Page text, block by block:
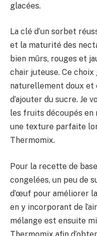
glacées.
La clé d’un sorbet
et la maturité des
bien mûrs, rouges et
chair juteuse. Ce
naturellement doux et
d’ajouter du sucre. Je
les fruits découpés
une texture parfaite
Thermomix.
Pour la recette de
congelées, un peu de
d’œuf pour améliorer
en y incorporant de
mélange est ensuite
Thermomix afin